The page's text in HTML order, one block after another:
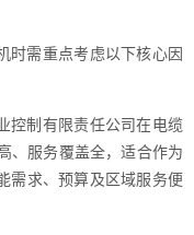
时需重点考虑以下核心因
控制有限责任公司在电缆
、服务覆盖全，适合作为
需求、预算及区域服务便